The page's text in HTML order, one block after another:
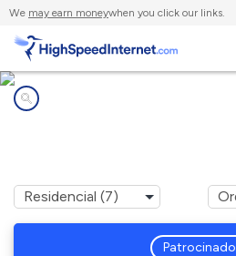
We may earn moneywhen you click our links.
Patrocinado